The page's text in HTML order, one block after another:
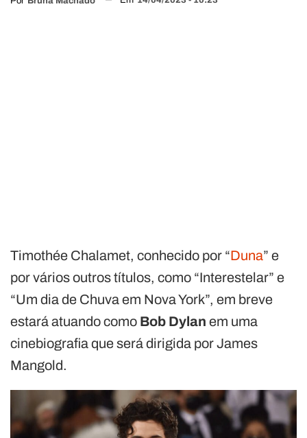
Timothée Chalamet, conhecido por “Duna” e
por vários outros títulos, como “Interestelar” e
“Um dia de Chuva em Nova York”, em breve
estará atuando como Bob Dylan em uma
cinebiografia que será dirigida por James
Mangold.